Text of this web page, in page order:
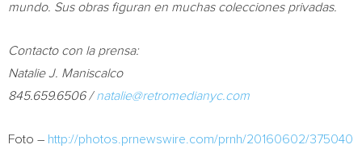
mundo. Sus obras figuran en muchas colecciones privadas.
Contacto con la prensa:
Natalie J. Maniscalco
845.659.6506 /natalie@retromedianyc.com
Foto – http://photos.prnewswire.com/prnh/20160602/375040